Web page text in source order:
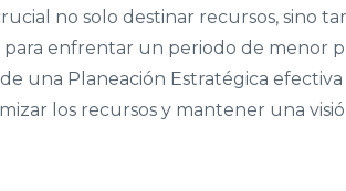
no solo destinar recursos, sino
para enfrentar un periodo de menor
una Planeación Estratégica
los recursos y mantener una